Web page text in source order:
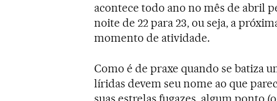
acontece todo ano no mês de abril
noite de 22 para 23, ou seja, a
momento de atividade.
Como é de praxe quando se batiza
líridas devem seu nome ao que